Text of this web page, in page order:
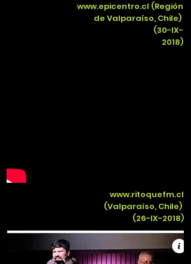
www.epicentro.cl (Región
de Valparaíso, Chile)
(30-IX-
2018)
www.ritoquefm.cl
(Valparaíso, Chile)
(26-IX-2018)